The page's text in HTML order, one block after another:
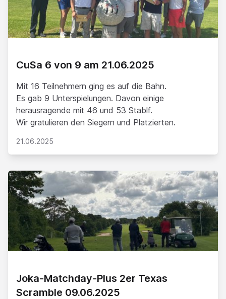
CuSa 6 von 9 am 21.06.2025
Mit 16 Teilnehmern ging es auf die Bahn.
Es gab 9 Unterspielungen. Davon einige
herausragende mit 46 und 53 Stablf.
Wir gratulieren den Siegern und Platzierten.
21.06.2025
Joka-Matchday-Plus 2er Texas
Scramble 09.06.2025